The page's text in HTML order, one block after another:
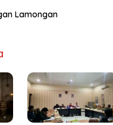
Lamongan